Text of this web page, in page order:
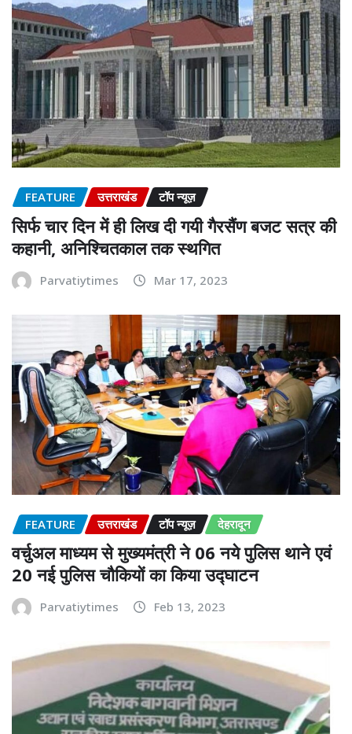
FEATURE उत्तराखंड टॉप न्यूज़
सिर्फ चार दिन में ही लिख दी गयी गैरसैंण बजट सत्र की
कहानी, अनिश्चितकाल तक स्थगित
Parvatiytimes Mar 17, 2023
FEATURE उत्तराखंड टॉप न्यूज़ देहरादून
वर्चुअल माध्यम से मुख्यमंत्री ने 06 नये पुलिस थाने एवं
20 नई पुलिस चौकियों का किया उद्घाटन
Parvatiytimes Feb 13, 2023